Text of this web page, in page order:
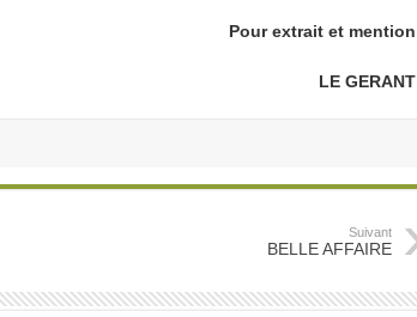
Pour extrait et mention
LE GERANT
Suivant
BELLE AFFAIRE